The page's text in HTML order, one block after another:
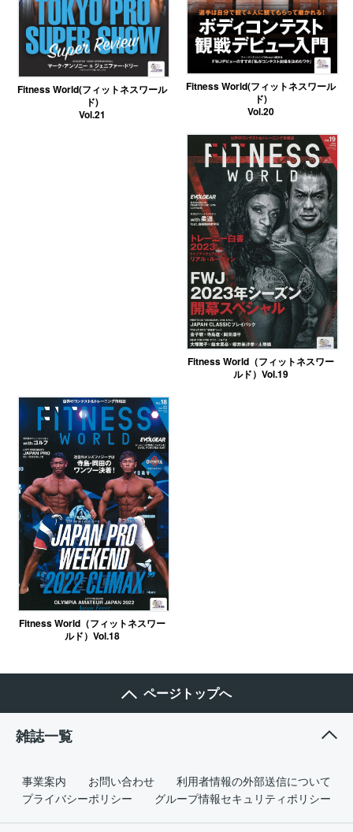
Fitness World(フィットネスワール
ド)
Vol.21
Fitness World(フィットネスワール
ド)
Vol.20
Fitness World（フィットネスワー
ルド）Vol.19
Fitness World（フィットネスワー
ルド）Vol.18
ページトップへ
雑誌一覧
事業案内 お問い合わせ
利用者情報の外部送信について
プライバシーポリシー
グループ情報セキュリティポリシー